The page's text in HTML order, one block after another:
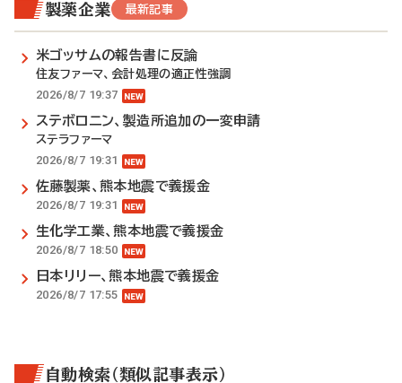
製薬企業 最新記事
米ゴッサムの報告書に反論
住友ファーマ、会計処理の適正性強調
2026/8/7 19:37
ステボロニン、製造所追加の一変申請
ステラファーマ
2026/8/7 19:31
佐藤製薬、熊本地震で義援金
2026/8/7 19:31
生化学工業、熊本地震で義援金
2026/8/7 18:50
日本リリー、熊本地震で義援金
2026/8/7 17:55
自動検索（類似記事表示）